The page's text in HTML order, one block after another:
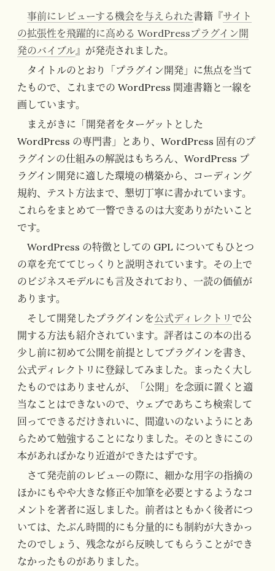
事前にレビューする機会を与えられた書籍『サイト
の拡張性を飛躍的に高める WordPressプラグイン開
発のバイブル』が発売されました。
タイトルのとおり「プラグイン開発」に焦点を当て
たもので、これまでの WordPress 関連書籍と一線を
画しています。
まえがきに「開発者をターゲットとした
WordPress の専門書」とあり、WordPress 固有のプ
ラグインの仕組みの解説はもちろん、WordPress プ
ラグイン開発に適した環境の構築から、コーディング
規約、テスト方法まで、懇切丁寧に書かれています。
これらをまとめて一瞥できるのは大変ありがたいこと
です。
WordPress の特徴としての GPL についてもひとつ
の章を充ててじっくりと説明されています。その上で
のビジネスモデルにも言及されており、一読の価値が
あります。
そして開発したプラグインを公式ディレクトリ で公
開する方法も紹介されています。評者はこの本の出る
少し前に初めて公開を前提としてプラグインを書き、
公式ディレクトリに登録してみました。まったく大し
たものではありませんが、「公開」を念頭に置くと適
当なことはできないので、ウェブであちこち検索して
回ってできるだけきれいに、間違いのないようにとあ
らためて勉強することになりました。そのときにこの
本があればかなり近道ができたはずです。
さて発売前のレビューの際に、細かな用字の指摘の
ほかにもやや大きな修正や加筆を必要とするようなコ
メントを著者に返しました。前者はともかく後者につ
いては、たぶん時間的にも分量的にも制約が大きかっ
たのでしょう、残念ながら反映してもらうことができ
なかったものがありました。